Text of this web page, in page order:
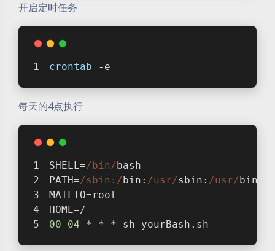
开启定时任务
crontab -e
每天的4点执行
SHELL=/bin/ bash
PATH=/sbin:/ bin: /usr/sbin: /usr/ bin
MAILTO=root
HOME=/
00
04 * * * sh yourBash.sh